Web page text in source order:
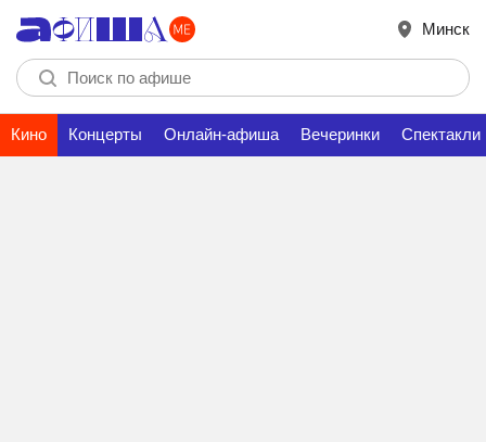
Минск
Кино Концерты Онлайн-афиша Вечеринки Спектакли